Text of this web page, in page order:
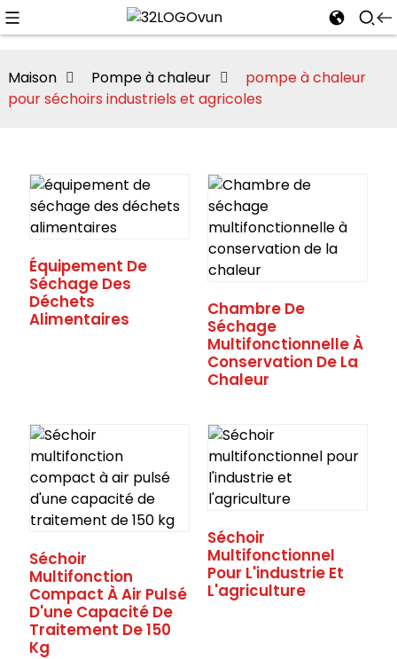
Maison Pompe à chaleur
pompe à chaleur
pour séchoirs industriels et agricoles
Équipement De
Séchage Des
Déchets
Alimentaires
Chambre De
Séchage
Multifonctionnelle À
Conservation De La
Chaleur
Séchoir
Multifonction
Compact À Air Pulsé
D'une Capacité De
Traitement De 150
Kg
Séchoir
Multifonctionnel
Pour L'industrie Et
L'agriculture